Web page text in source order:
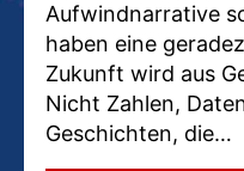
Aufwindnarrative
haben eine
Zukunft wird aus
Nicht Zahlen,
Geschichten, die…